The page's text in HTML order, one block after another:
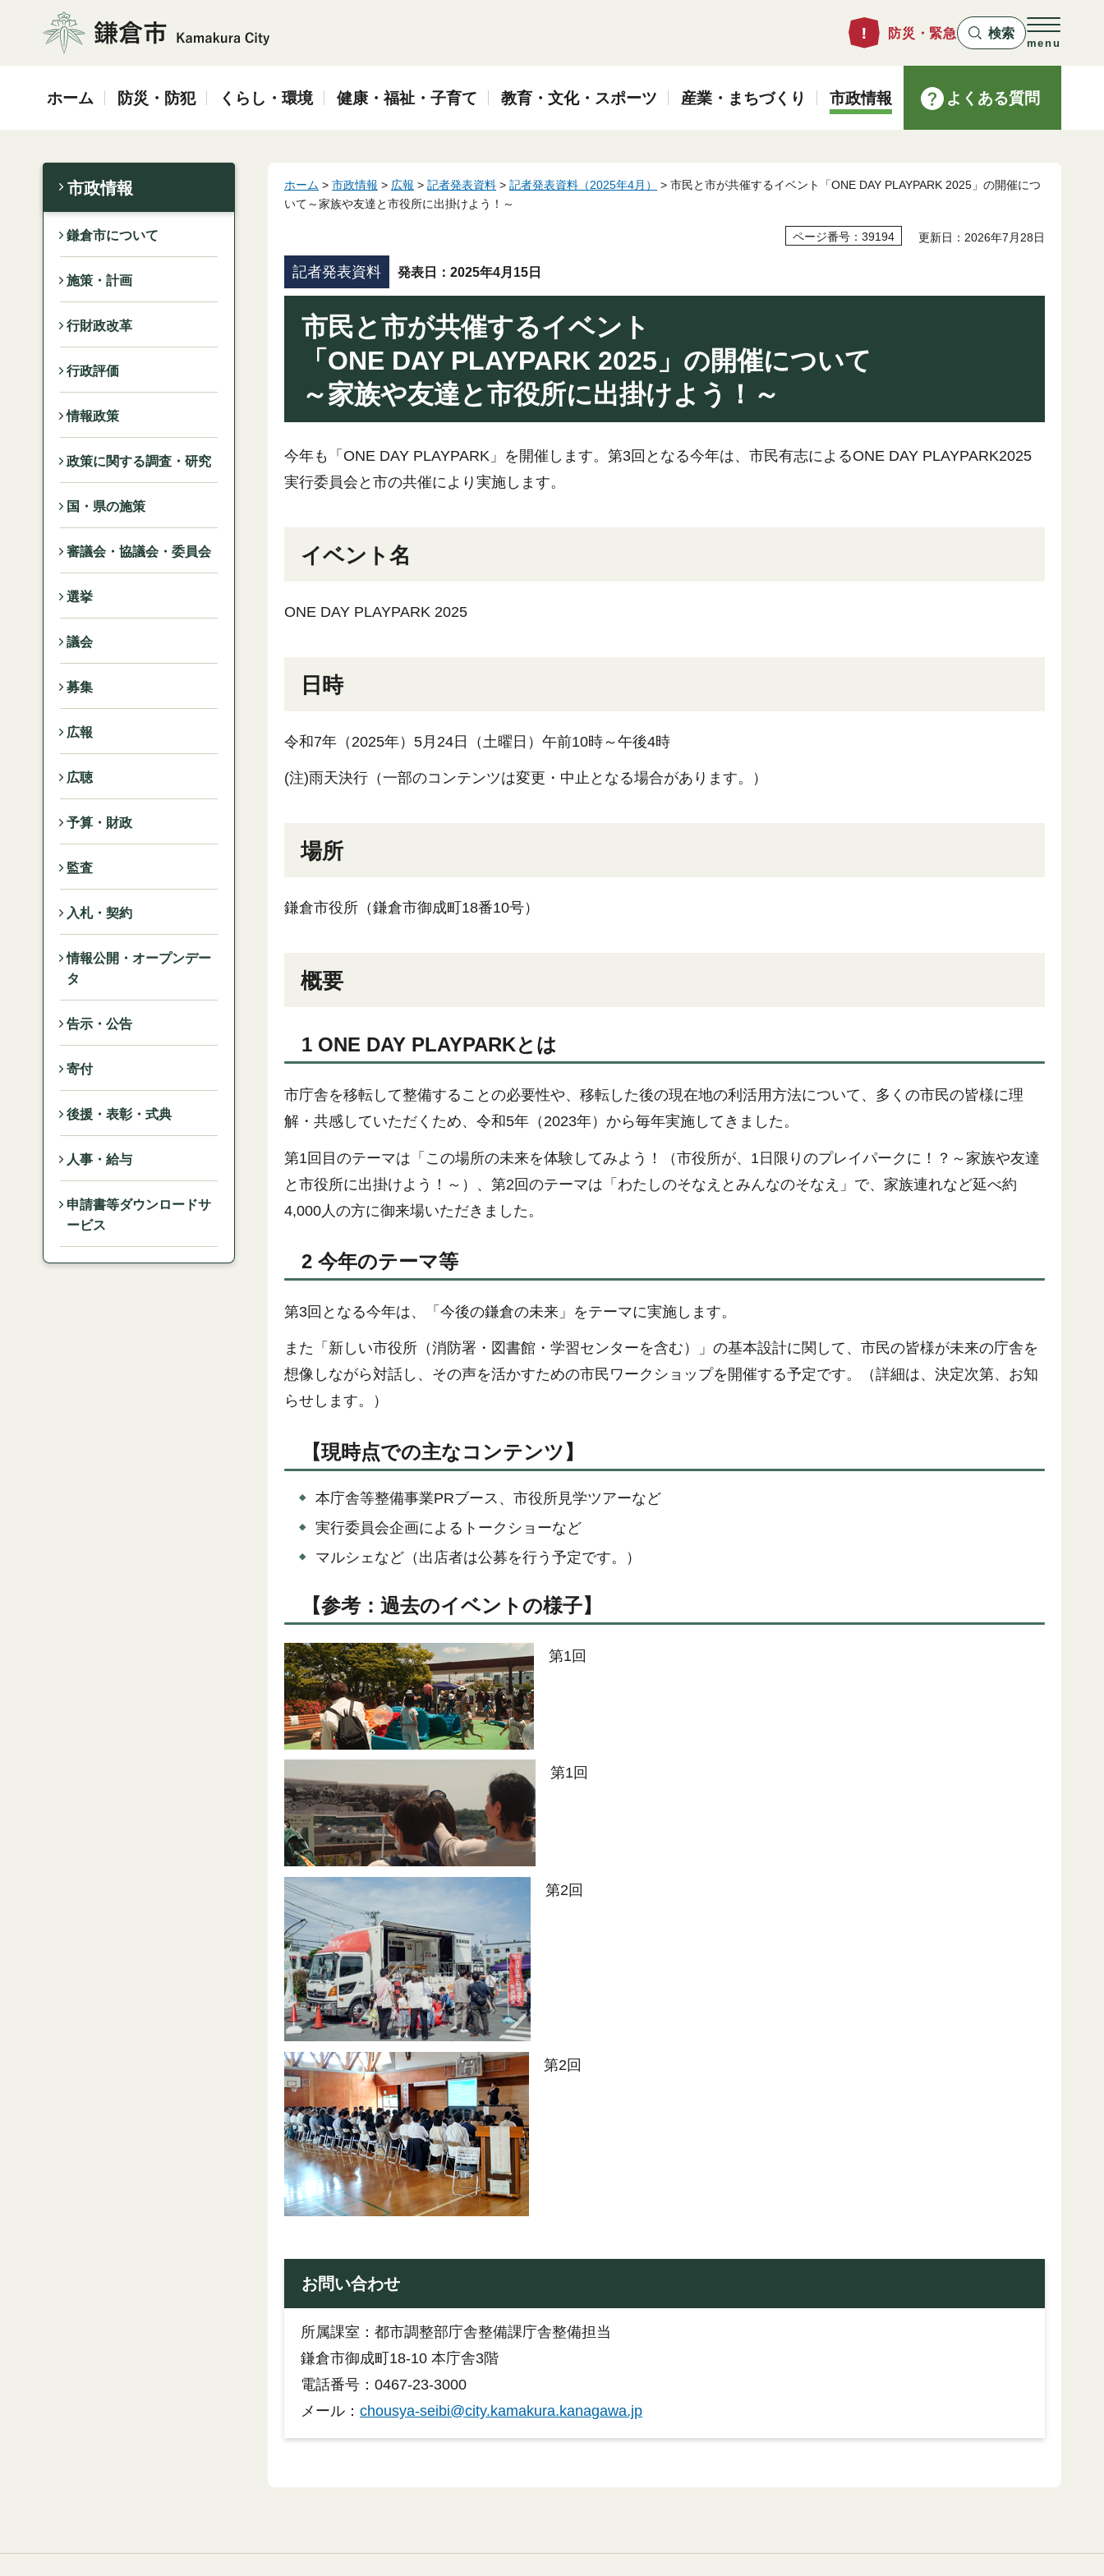
鎌倉市
防災・緊急 検索
menu
ホーム 防災・防犯 くらし・環境 健康・福祉・子育て 教育・文化・スポーツ 産業・まちづくり 市政情報 よくある質問
市政情報
鎌倉市について
施策・計画
行財政改革
行政評価
情報政策
政策に関する調査・研究
国・県の施策
審議会・協議会・委員会
選挙
議会
募集
広報
広聴
予算・財政
監査
入札・契約
情報公開・オープンデー
タ
告示・公告
寄付
後援・表彰・式典
人事・給与
申請書等ダウンロードサ
ービス
ホーム > 市政情報 > 広報 > 記者発表資料 > 記者発表資料（2025年4月）
> 市民と市が共催するイベント「ONE DAY PLAYPARK 2025」の開催につ
いて～家族や友達と市役所に出掛けよう！～
ページ番号：39194 更新日：2026年7月28日
記者発表資料 発表日：2025年4月15日
市民と市が共催するイベント
「ONE DAY PLAYPARK 2025」の開催について
～家族や友達と市役所に出掛けよう！～
今年も「ONE DAY PLAYPARK」を開催します。第3回となる今年は、市民有志によるONE DAY PLAYPARK2025
実行委員会と市の共催により実施します。
イベント名
ONE DAY PLAYPARK 2025
日時
令和7年（2025年）5月24日（土曜日）午前10時～午後4時
(注)雨天決行（一部のコンテンツは変更・中止となる場合があります。）
場所
鎌倉市役所（鎌倉市御成町18番10号）
概要
1 ONE DAY PLAYPARKとは
市庁舎を移転して整備することの必要性や、移転した後の現在地の利活用方法について、多くの市民の皆様に理
解・共感していただくため、令和5年（2023年）から毎年実施してきました。
第1回目のテーマは「この場所の未来を体験してみよう！（市役所が、1日限りのプレイパークに！？～家族や友達
と市役所に出掛けよう！～）、第2回のテーマは「わたしのそなえとみんなのそなえ」で、家族連れなど延べ約
4,000人の方に御来場いただきました。
2 今年のテーマ等
第3回となる今年は、「今後の鎌倉の未来」をテーマに実施します。
また「新しい市役所（消防署・図書館・学習センターを含む）」の基本設計に関して、市民の皆様が未来の庁舎を
想像しながら対話し、その声を活かすための市民ワークショップを開催する予定です。（詳細は、決定次第、お知
らせします。）
【現時点での主なコンテンツ】
本庁舎等整備事業PRブース、市役所見学ツアーなど
実行委員会企画によるトークショーなど
マルシェなど（出店者は公募を行う予定です。）
【参考：過去のイベントの様子】
第1回
第1回
第2回
第2回
お問い合わせ
所属課室：都市調整部庁舎整備課庁舎整備担当
鎌倉市御成町18-10 本庁舎3階
電話番号：0467-23-3000
メール： chousya-seibi@city.kamakura.kanagawa.jp